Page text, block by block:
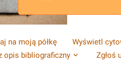
na moją półkę
Wyświetl
opis bibliograficzny
Zgłoś